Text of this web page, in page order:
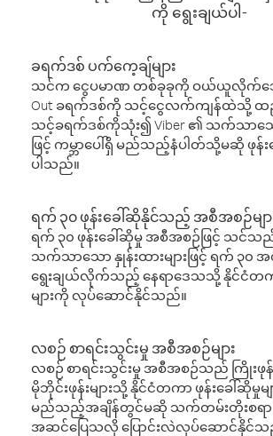
ကို ရွေးချယ်ပါ-
ခရက်ဒစ် ပက်ကေ့ချ်များ
သင်က ငွေပမာဏ တစ်ခုခုကို ဝယ်ယူလိုက်သေ
Out ခရက်ဒစ်ကို သင့်ငွေလက်ကျန်ထဲသို့ ထ
သင့်ခရက်ဒစ်ကိုသုံး၍ Viber ၏ သက်သာသော
ဖြင့် ကမ္ဘာပေါ်ရှိ မည်သည့်နံပါတ်သို့မဆို ဖုန်း
ပါသည်။
ရက် ၃၀ ဖုန်းခေါ်ဆိုနိုင်သည့် အစီအစဉ်မျာ
ရက် ၃၀ ဖုန်းခေါ်ဆိုမှု အစီအစဉ်ဖြင့် သင်သ
သက်သာသော နှုန်းထားများဖြင့် ရက် ၃၀
ရွေးချယ်လိုက်သည့် နေရာဒေသသို့ နိုင်ငံတက
များကို လုပ်ဆောင်နိုင်သည်။
လစဉ် စာရင်းသွင်းမှု အစီအစဉ်များ
လစဉ် စာရင်းသွင်းမှု အစီအစဉ်သည် ကြိုးဖုန်း
မိုဘိုင်းဖုန်းများသို့ နိုင်ငံတကာ ဖုန်းခေါ်ဆိုမှုမျ
မည်သည့်အချိန်တွင်မဆို သက်တမ်းတိုးစရ
အဆင်ပြေသလို ပြောင်းလဲလုပ်ဆောင်နိုင်